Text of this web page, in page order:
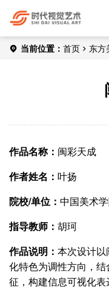
当前位置： 首页 东方
作品名称： 闽彩天成
作者姓名： 叶扬
院校/单位： 中国美术
指导教师： 胡珂
作品说明： 本次设计
化特色为调性方向，
征，构建信息可视化